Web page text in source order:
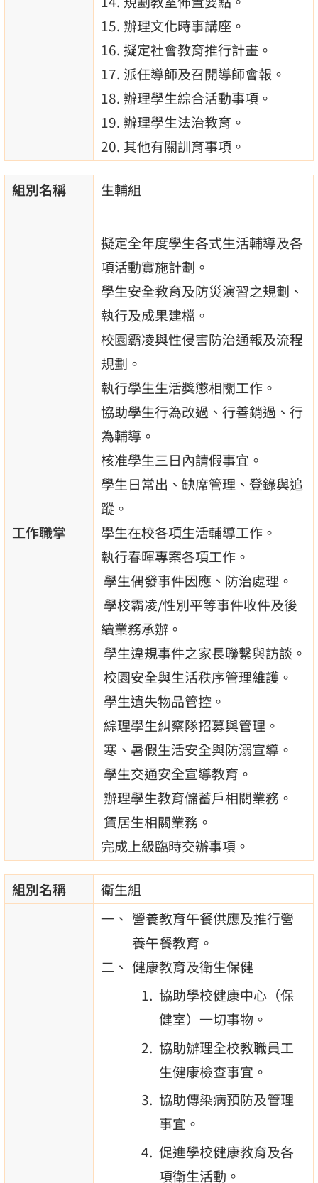
辦理文化時事講座。
擬定社會教育推行計畫。
派任導師及召開導師會報。
辦理學生綜合活動事項。
辦理學生法治教育。
其他有關訓育事項。
組別名稱 生輔組
工作職掌
擬定全年度學生各式生活輔導及各
項活動實施計劃。
學生安全教育及防災演習之規劃、
執行及成果建檔。
校園霸凌與性侵害防治通報及流程
規劃。
執行學生生活獎懲相關工作。
協助學生行為改過、行善銷過、行
為輔導。
核准學生三日內請假事宜。
學生日常出、缺席管理、登錄與追
蹤。
學生在校各項生活輔導工作。
執行春暉專案各項工作。
學生偶發事件因應、防治處理。
學校霸凌/性別平等事件收件及後
續業務承辦。
學生違規事件之家長聯繫與訪談。
校園安全與生活秩序管理維護。
學生遺失物品管控。
綜理學生糾察隊招募與管理。
寒、暑假生活安全與防溺宣導。
學生交通安全宣導教育。
辦理學生教育儲蓄戶相關業務。
賃居生相關業務。
完成上級臨時交辦事項。
組別名稱 衛生組
營養教育午餐供應及推行營
養午餐教育。
健康教育及衛生保健
協助學校健康中心（保
健室）一切事物。
協助辦理全校教職員工
生健康檢查事宜。
協助傳染病預防及管理
事宜。
促進學校健康教育及各
項衛生活動。